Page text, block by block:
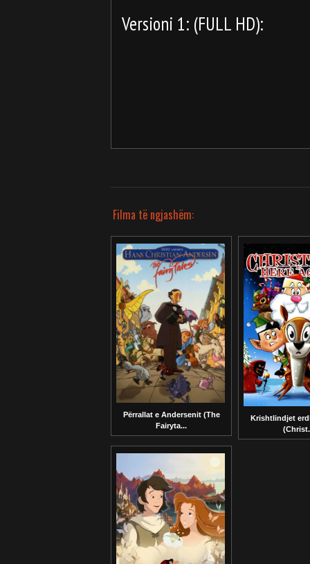
Versioni 1: (FULL HD):
Filma të ngjashëm:
Përrallat e Andersenit (The
Fairyta...
Krishtlindjet